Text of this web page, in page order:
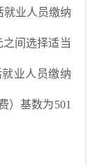
就业人员缴纳
之间选择适当
业人员缴纳
）基数为501